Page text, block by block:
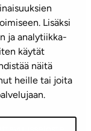
Lisäksi
ja analytiikka-
käytät
näitä
heille tai joita